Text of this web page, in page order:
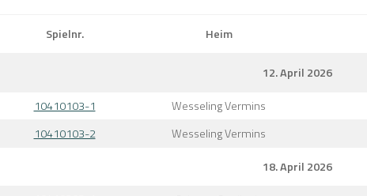
Spielnr. Heim
12. April 2026
10410103-1 Wesseling Vermins
10410103-2 Wesseling Vermins
18. April 2026